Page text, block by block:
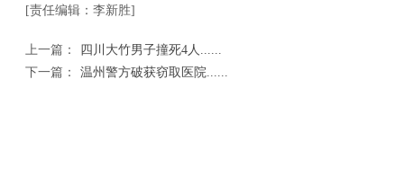
[责任编辑：李新胜]
上一篇：
四川大竹男子撞死4人......
下一篇：
温州警方破获窃取医院......